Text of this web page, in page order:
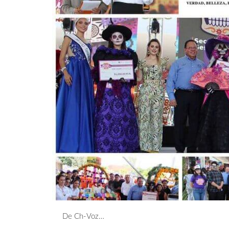
De Ch-Voz…